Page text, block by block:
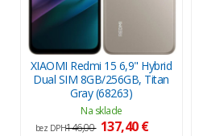
XIAOMI Redmi 15 6,9" Hybrid
Dual SIM 8GB/256GB, Titan
Gray (68263)
Na sklade
bez DPH146,00 137,40 €